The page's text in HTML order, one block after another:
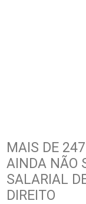
MAIS DE
AINDA NÃO
SALARIAL
DIREITO